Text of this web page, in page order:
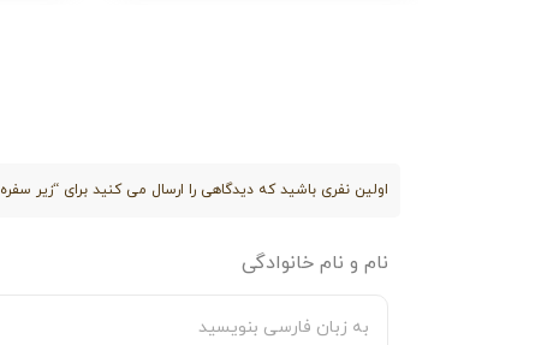
اولین نفری باشید که دیدگاهی را ارسال می کنید برای “زیر سفره
نام و نام خانوادگی